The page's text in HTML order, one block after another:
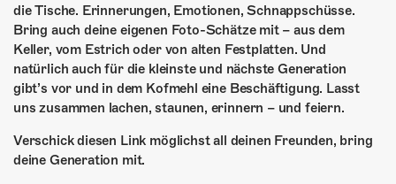
die Tische. Erinnerungen, Emotionen, Schnappschüsse.
Bring auch deine eigenen Foto-Schätze mit – aus dem
Keller, vom Estrich oder von alten Festplatten. Und
natürlich auch für die kleinste und nächste Generation
gibt’s vor und in dem Kofmehl eine Beschäftigung. Lasst
uns zusammen lachen, staunen, erinnern – und feiern.
Verschick diesen Link möglichst all deinen Freunden, bring
deine Generation mit.